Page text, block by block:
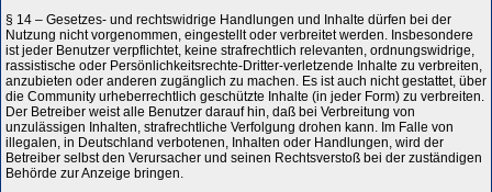
§ 14 – Gesetzes- und rechtswidrige Handlungen und Inhalte dürfen bei der
Nutzung nicht vorgenommen, eingestellt oder verbreitet werden. Insbesondere
ist jeder Benutzer verpflichtet, keine strafrechtlich relevanten, ordnungswidrige,
rassistische oder Persönlichkeitsrechte-Dritter-verletzende Inhalte zu verbreiten,
anzubieten oder anderen zugänglich zu machen. Es ist auch nicht gestattet, über
die Community urheberrechtlich geschützte Inhalte (in jeder Form) zu verbreiten.
Der Betreiber weist alle Benutzer darauf hin, daß bei Verbreitung von
unzulässigen Inhalten, strafrechtliche Verfolgung drohen kann. Im Falle von
illegalen, in Deutschland verbotenen, Inhalten oder Handlungen, wird der
Betreiber selbst den Verursacher und seinen Rechtsverstoß bei der zuständigen
Behörde zur Anzeige bringen.